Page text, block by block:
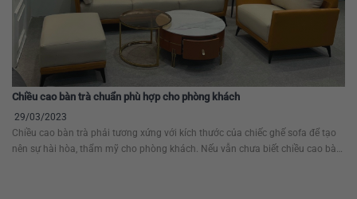
Chiều cao bàn trà chuẩn phù hợp cho phòng khách
29/03/2023
Chiều cao bàn trà phải tương xứng với kích thước của chiếc ghế sofa để tạo
nên sự hài hòa, thẩm mỹ cho phòng khách. Nếu vẫn chưa biết chiều cao bàn